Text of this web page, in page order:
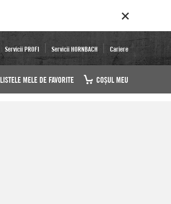
Servicii PROFI Servicii HORNBACH Cariere
LISTELE MELE DE FAVORITE COŞUL MEU